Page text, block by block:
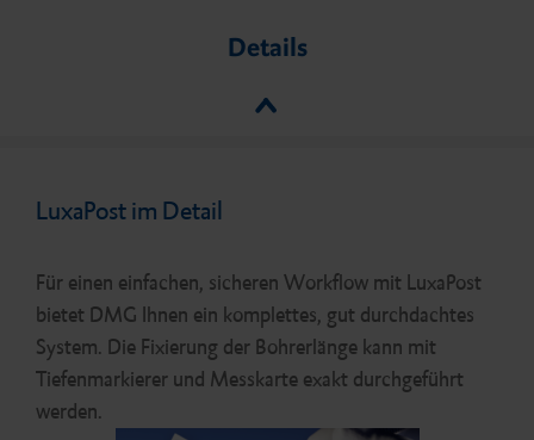
Details
LuxaPost im Detail
Für einen einfachen, sicheren Workflow mit LuxaPost
bietet DMG Ihnen ein komplettes, gut durchdachtes
System. Die Fixierung der Bohrerlänge kann mit
Tiefenmarkierer und Messkarte exakt durchgeführt
werden.